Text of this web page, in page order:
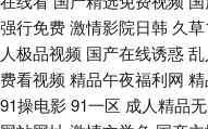
强行免费激情影院日韩 久
人极品视频 国产在线诱惑
费看视频 精品午夜福利网
91操电影91一区 成人精品无